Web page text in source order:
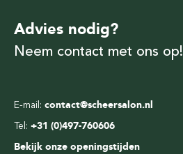
E-mail: contact@scheersalon.nl
Tel: +31 (0)497-760606
Bekijk onze openingstijden
Advies nodig?
Neem contact met ons op!